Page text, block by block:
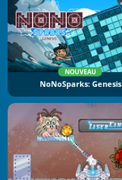
NOUVEAU
NoNoSparks: Genesis